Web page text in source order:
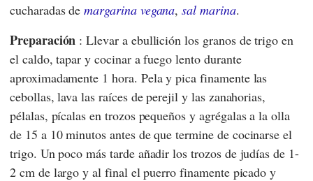
cucharadas demargarina vegana,sal marina.
Preparación : Llevar a ebullición los granos de trigo en
el caldo, tapar y cocinar a fuego lento durante
aproximadamente 1 hora. Pela y pica finamente las
cebollas, lava las raíces de perejil y las zanahorias,
pélalas, pícalas en trozos pequeños y agrégalas a la olla
de 15 a 10 minutos antes de que termine de cocinarse el
trigo. Un poco más tarde añadir los trozos de judías de 1-
2 cm de largo y al final el puerro finamente picado y